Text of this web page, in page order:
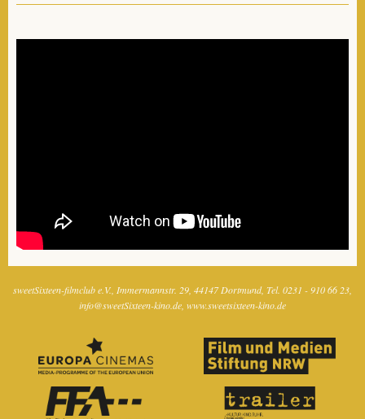
sweetSixteen-filmclub e.V. Immermannstr. 29 44147 Dortmund Tel. 0231 - 910 66 23
info@sweetSixteen-kino.de www.sweetsixteen-kino.de